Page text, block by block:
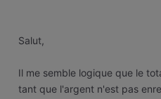
Salut,
Il me semble logique que le
tant que l'argent n'est pas